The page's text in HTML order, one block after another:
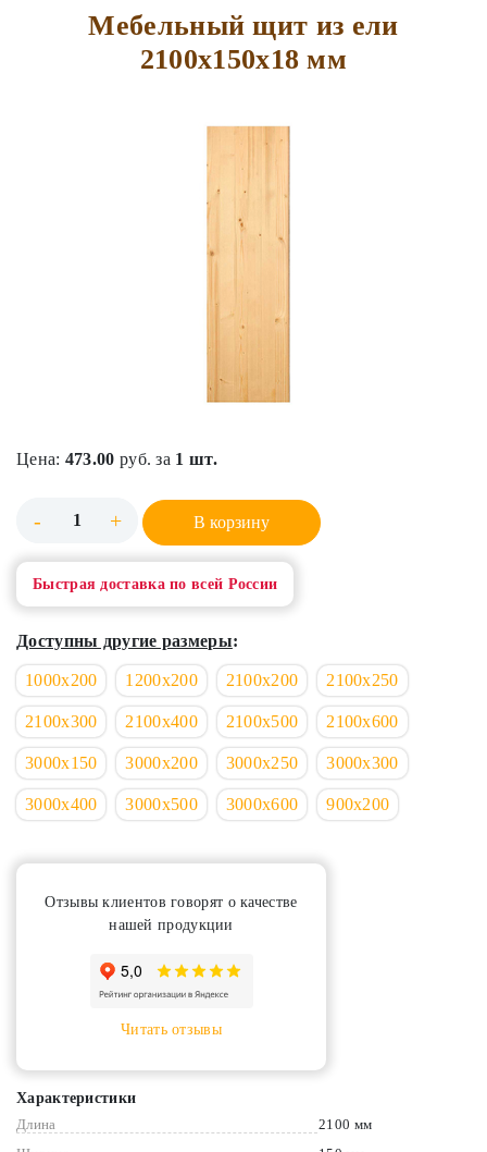
Мебельный щит из ели
2100х150х18 мм
Цена: 473.00 руб. за 1 шт.
- + В корзину
Быстрая доставка по всей России
Доступны другие размеры:
1000х200 1200х200 2100х200 2100х250
2100х300 2100х400 2100х500 2100х600
3000х150 3000х200 3000х250 3000х300
3000х400 3000х500 3000х600 900х200
Отзывы клиентов говорят о качестве
нашей продукции
Читать отзывы
Характеристики
Длина
2100 мм